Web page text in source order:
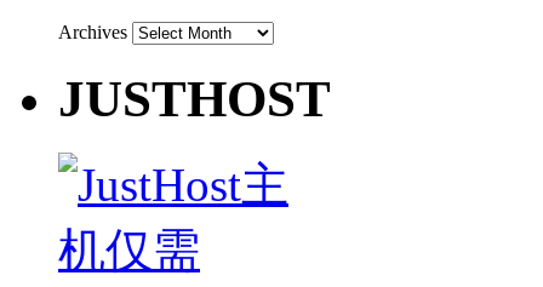
Archives
JUSTHOST